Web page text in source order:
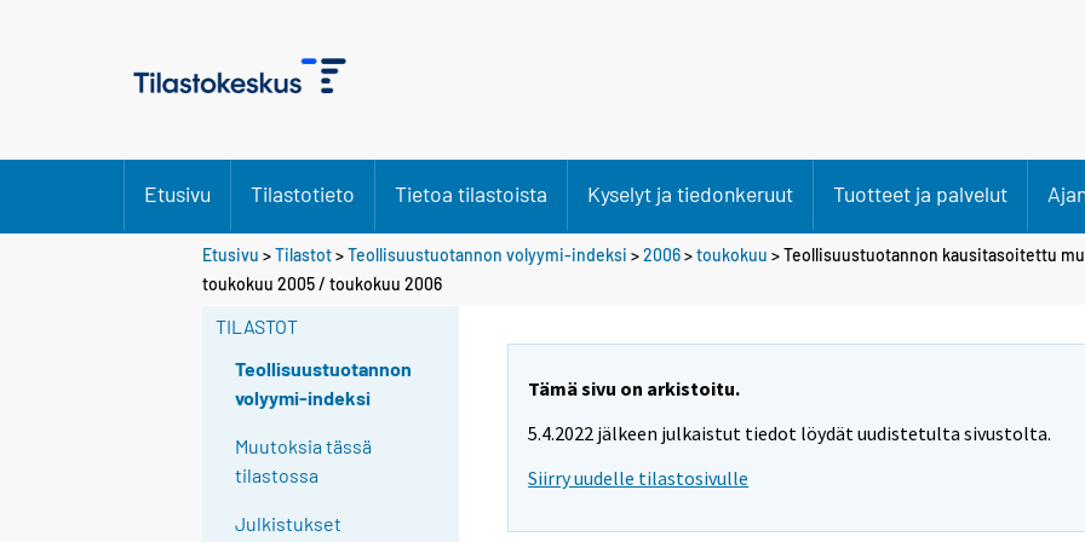
Etusivu Tilastotieto Tietoa tilastoista Kyselyt ja tiedonkeruut Tuotteet ja palvelut
Etusivu >Tilastot>Teollisuustuotannon volyymi-indeksi >2006>toukokuu > Teollisuustuotannon kausitasoitettu
toukokuu 2005 / toukokuu 2006
TILASTOT
Teollisuustuotannon
volyymi-indeksi
Muutoksia tässä
tilastossa
Julkistukset
Tämä sivu on arkistoitu.
5.4.2022 jälkeen julkaistut tiedot löydät uudistetulta sivustolta.
Siirry uudelle tilastosivulle